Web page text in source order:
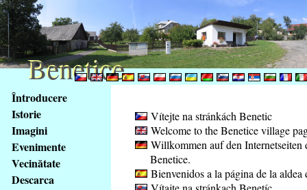
Na
obsah
stránky
Klávesové
zkratky
tomto
Întroducere
Istorie
Imagini
Evenimente
Vecinătate
Descarca
Vítejte na stránkách Benetic
Welcome to the Benetice village
Willkommen auf den Internetseiten
Benetice.
Bienvenidos a la página de la aldea
Benetice
Benetice